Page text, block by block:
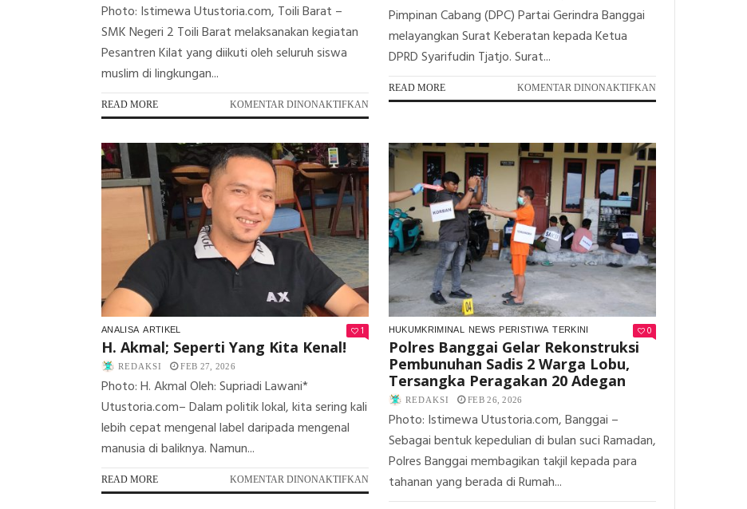
Photo: Istimewa Utustoria.com, Toili Barat –
SMK Negeri 2 Toili Barat melaksanakan kegiatan
Pesantren Kilat yang diikuti oleh seluruh siswa
muslim di lingkungan...
READ MORE KOMENTAR DINONAKTIFKANPADA
SMK
2
TOILI
BARAT
GELAR
PESANTREN
KILAT,
TEKANKAN
PERGAULAN
REMAJA
HINGGA
KEUTAMAAN
RAMADAN
Pimpinan Cabang (DPC) Partai Gerindra Banggai
melayangkan Surat Keberatan kepada Ketua
DPRD Syarifudin Tjatjo. Surat...
READ MORE KOMENTAR DINONAKTIFKANPADA
GERINDRA
KEBERATAN,
SURAT
PROSEDURAL
ANALISA ARTIKEL 1
H. Akmal; Seperti Yang Kita Kenal!
REDAKSI FEB 27, 2026
Photo: H. Akmal Oleh: Supriadi Lawani*
Utustoria.com– Dalam politik lokal, kita sering kali
lebih cepat mengenal label daripada mengenal
manusia di baliknya. Namun...
READ MORE KOMENTAR DINONAKTIFKANPADA
H.
HUKUMKRIMINAL NEWS PERISTIWA TERKINI 0
Polres Banggai Gelar Rekonstruksi
Pembunuhan Sadis 2 Warga Lobu,
Tersangka Peragakan 20 Adegan
REDAKSI FEB 26, 2026
Photo: Istimewa Utustoria.com, Banggai –
Sebagai bentuk kepedulian di bulan suci Ramadan,
Polres Banggai membagikan takjil kepada para
tahanan yang berada di Rumah...